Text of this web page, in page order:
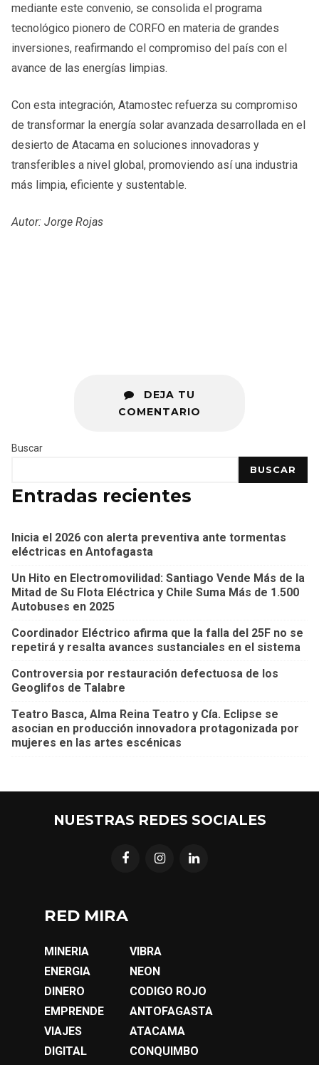
mediante este convenio, se consolida el programa
tecnológico pionero de CORFO en materia de grandes
inversiones, reafirmando el compromiso del país con el
avance de las energías limpias.
Con esta integración, Atamostec refuerza su compromiso
de transformar la energía solar avanzada desarrollada en el
desierto de Atacama en soluciones innovadoras y
transferibles a nivel global, promoviendo así una industria
más limpia, eficiente y sustentable.
Autor: Jorge Rojas
DEJA TU
COMENTARIO
Buscar
BUSCAR
Entradas recientes
Inicia el 2026 con alerta preventiva ante tormentas
eléctricas en Antofagasta
Un Hito en Electromovilidad: Santiago Vende Más de la
Mitad de Su Flota Eléctrica y Chile Suma Más de 1.500
Autobuses en 2025
Coordinador Eléctrico afirma que la falla del 25F no se
repetirá y resalta avances sustanciales en el sistema
Controversia por restauración defectuosa de los
Geoglifos de Talabre
Teatro Basca, Alma Reina Teatro y Cía. Eclipse se
asocian en producción innovadora protagonizada por
mujeres en las artes escénicas
NUESTRAS REDES SOCIALES
RED MIRA
MINERIA
ENERGIA
DINERO
EMPRENDE
VIAJES
DIGITAL
VIBRA
NEON
CODIGO ROJO
ANTOFAGASTA
ATACAMA
CONQUIMBO